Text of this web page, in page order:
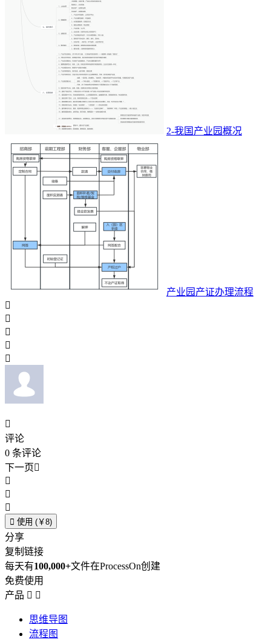
2-我国产业园概况
产业园产证办理流程






评论
0 条评论
下一页



 使用 (￥8)
分享
复制链接
每天有100,000+文件在ProcessOn创建
免费使用
产品  
思维导图
流程图